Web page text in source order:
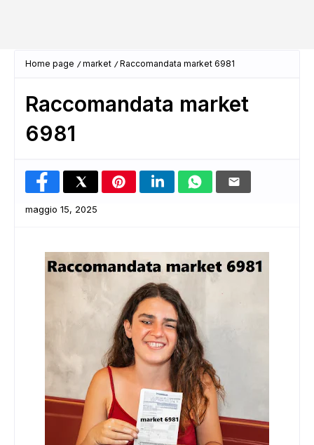
Home page market Raccomandata market 6981
Raccomandata market
6981
maggio 15, 2025